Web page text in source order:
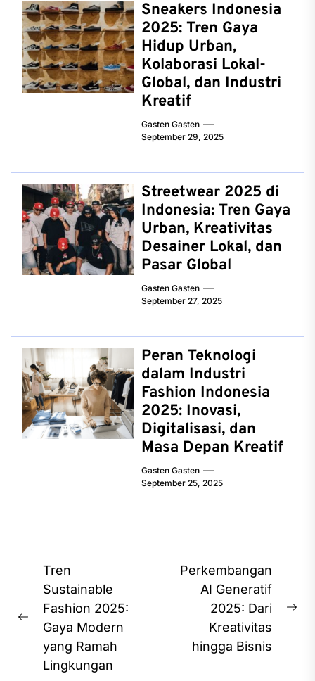
Sneakers Indonesia
2025: Tren Gaya
Hidup Urban,
Kolaborasi Lokal-
Global, dan Industri
Kreatif
Gasten Gasten
September 29, 2025
Streetwear 2025 di
Indonesia: Tren Gaya
Urban, Kreativitas
Desainer Lokal, dan
Pasar Global
Gasten Gasten
September 27, 2025
Peran Teknologi
dalam Industri
Fashion Indonesia
2025: Inovasi,
Digitalisasi, dan
Masa Depan Kreatif
Gasten Gasten
September 25, 2025
Post
navigation
Previous
post:
Tren
Sustainable
Fashion 2025:
Gaya Modern
yang Ramah
Lingkungan
Perkembangan
AI Generatif
2025: Dari
Kreativitas
hingga Bisnis